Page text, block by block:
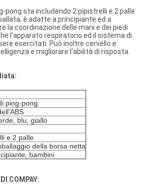
pong sta includendo 2 pipistrelli e 2 palle
è adatte a principiante ed a
la coordinazione delle mani e dei piedi
l'apparato respiratorio ed il sistema di
esercitati. Può inoltre cervello e
e migliorare l'abilità di risposta.
ping-pong
blu, giallo
e 2 palle
della borsa netta
bambini
COMPAY: